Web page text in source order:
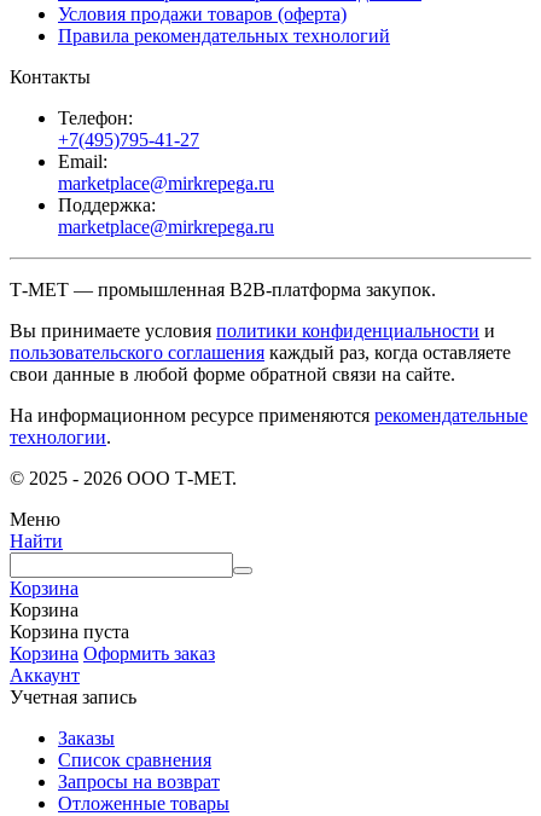
Условия продажи товаров (оферта)
Правила рекомендательных технологий
Контакты
Телефон:
+7(495)795-41-27
Email:
marketplace@mirkrepega.ru
Поддержка:
marketplace@mirkrepega.ru
Т-МЕТ — промышленная B2B-платформа закупок.
Вы принимаете условия политики конфиденциальности и
пользовательского соглашения каждый раз, когда оставляете
свои данные в любой форме обратной связи на сайте.
На информационном ресурсе применяются рекомендательные
технологии.
© 2025 - 2026 ООО Т-МЕТ.
Меню
Найти
Корзина
Корзина
Корзина пуста
Корзина Оформить заказ
Аккаунт
Учетная запись
Заказы
Список сравнения
Запросы на возврат
Отложенные товары